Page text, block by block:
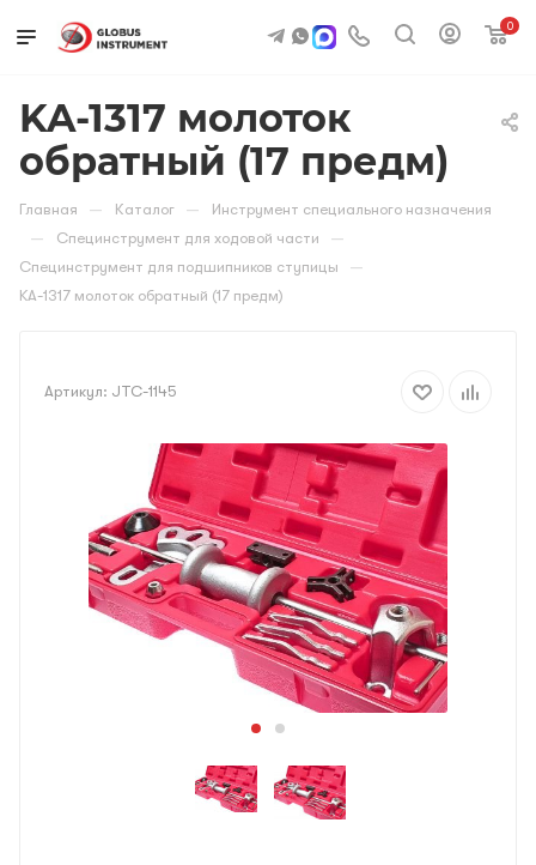
0
KA-1317 молоток
обратный (17 предм)
Главная — Каталог — Инструмент специального назначения
— Специнструмент для ходовой части —
Специнструмент для подшипников ступицы —
KA-1317 молоток обратный (17 предм)
Артикул: JTC-1145